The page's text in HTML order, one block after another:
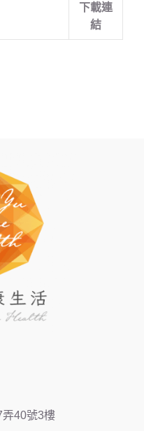
下載連
結
弄40號3樓